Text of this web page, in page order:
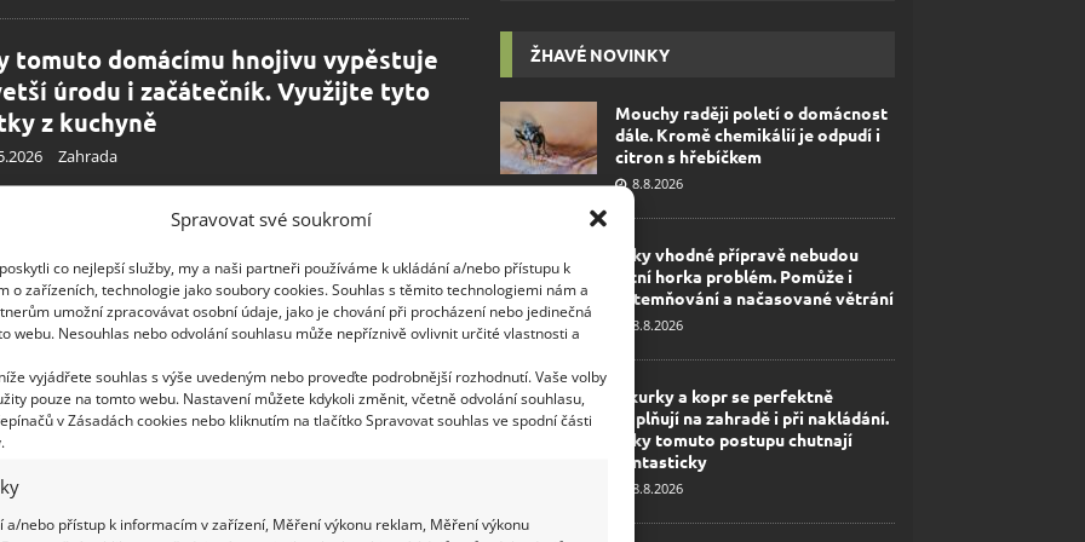
Spravovat své soukromí
co nejlepší služby, my a naši partneři používáme k ukládání a/nebo přístupu k
o zařízeních, technologie jako soubory cookies. Souhlas s těmito technologiemi nám a
umožní zpracovávat osobní údaje, jako je chování při procházení nebo jedinečná
webu. Nesouhlas nebo odvolání souhlasu může nepříznivě ovlivnit určité vlastnosti a
vyjádřete souhlas s výše uvedeným nebo proveďte podrobnější rozhodnutí. Vaše volby
pouze na tomto webu. Nastavení můžete kdykoli změnit, včetně odvolání souhlasu,
v Zásadách cookies nebo kliknutím na tlačítko Spravovat souhlas ve spodní části
a/nebo přístup k informacím v zařízení, Měření výkonu reklam, Měření výkonu
tomuto domácímu hnojivu vypěstuje
úrodu i začátečník. Využijte tyto
z kuchyně
Zahrada
okurek má být co nejvyšší. Každý zahrádkář si přeje, aby
hodně kvetly a násada plodů trvala až do konce léta.
přírodní hnojivo z lesa vám zajistí
úrodu zeleniny bez sebemenší
z bohaté úrody zeleniny je vždy obrovská, pokud se
ŽHAVÉ NOVINKY
Mouchy raději poletí o domácnost
dále. Kromě chemikálií je odpudí i
citron s hřebíčkem
8.8.2026
Díky vhodné přípravě nebudou
letní horka problém. Pomůže i
zatemňování a načasované větrání
8.8.2026
Okurky a kopr se perfektně
doplňují na zahradě i při nakládání.
Díky tomuto postupu chutnají
fantasticky
8.8.2026